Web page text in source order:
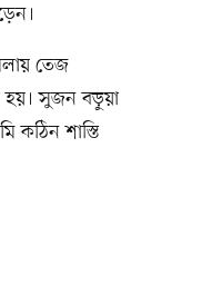
তেজ
হয়। সুজন বড়ুয়া
কঠিন শাস্তি